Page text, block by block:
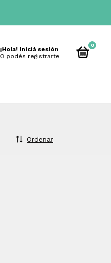
¡Hola! Iniciá sesión
O podés registrarte
0
Ordenar